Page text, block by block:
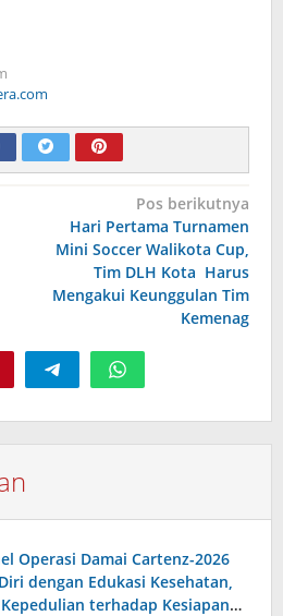
Pos berikutnya
Hari Pertama Turnamen
Mini Soccer Walikota Cup,
Tim DLH Kota Harus
Mengakui Keunggulan Tim
Kemenag
Operasi Damai Cartenz-2026
dengan Edukasi Kesehatan,
terhadap Kesiapan